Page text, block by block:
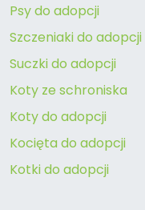
Psy do adopcji
Szczeniaki do adopcji
Suczki do adopcji
Koty ze schroniska
Koty do adopcji
Kocięta do adopcji
Kotki do adopcji